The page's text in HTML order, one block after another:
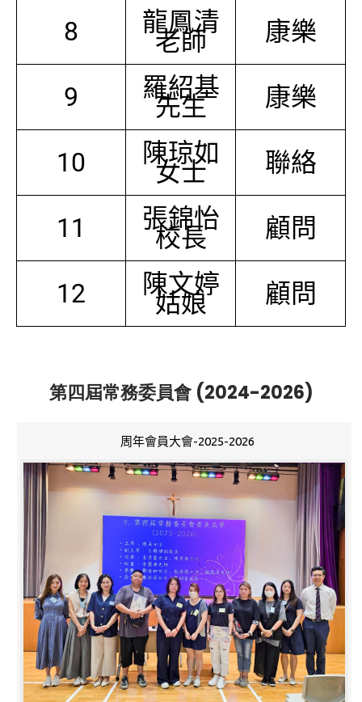
8 龍鳳清
老師 康樂
9 羅紹基
先生 康樂
10 陳琼如
女士 聯絡
11 張錦怡
校長 顧問
12 陳文婷
姑娘 顧問
第四屆常務委員會 (2024-2026)
周年會員大會-2025-2026